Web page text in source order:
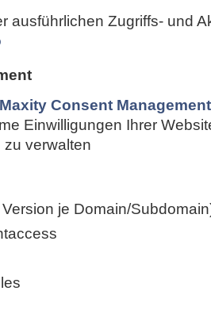
ausführlichen Zugriffs- und
Maxity Consent
Einwilligungen Ihrer
verwalten
je Domain/